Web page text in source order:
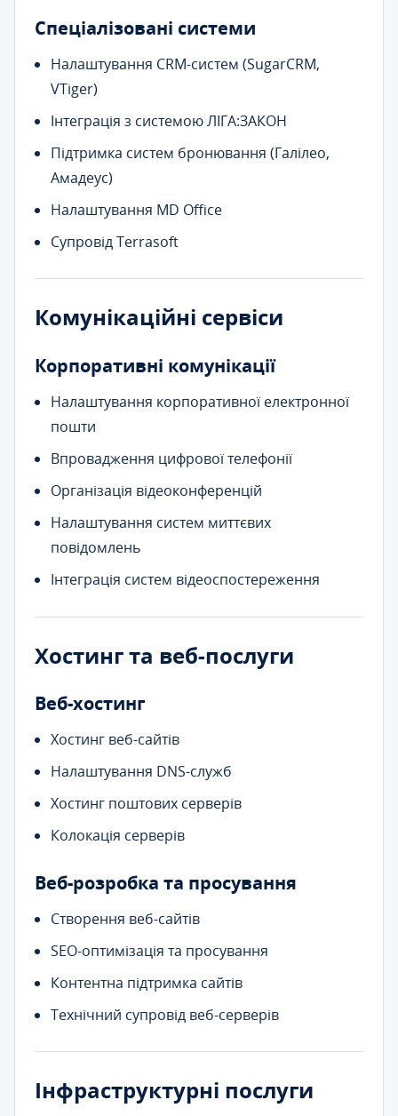
Спеціалізовані системи
Налаштування CRM-систем (SugarCRM,
VTiger)
Інтеграція з системою ЛІГА:ЗАКОН
Підтримка систем бронювання (Галілео,
Амадеус)
Налаштування MD Office
Супровід Terrasoft
Комунікаційні сервіси
Корпоративні комунікації
Налаштування корпоративної електронної
пошти
Впровадження цифрової телефонії
Організація відеоконференцій
Налаштування систем миттєвих
повідомлень
Інтеграція систем відеоспостереження
Хостинг та веб-послуги
Веб-хостинг
Хостинг веб-сайтів
Налаштування DNS-служб
Хостинг поштових серверів
Колокація серверів
Веб-розробка та просування
Створення веб-сайтів
SEO-оптимізація та просування
Контентна підтримка сайтів
Технічний супровід веб-серверів
Інфраструктурні послуги